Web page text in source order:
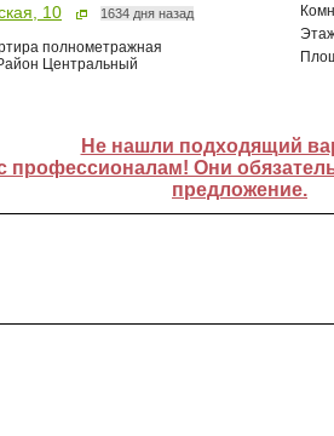
10 1634 дня назад
полнометражная
Центральный
Не нашли подходящий
профессионалам! Они
предложение.